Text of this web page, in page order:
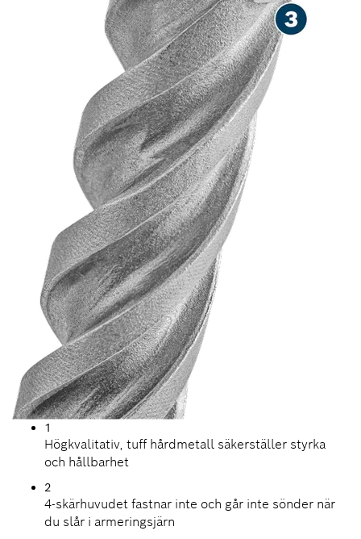
1
Högkvalitativ, tuff hårdmetall säkerställer styrka
och hållbarhet
2
4-skärhuvudet fastnar inte och går inte sönder när
du slår i armeringsjärn